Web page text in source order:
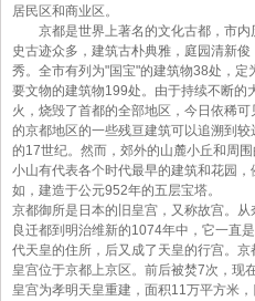
居民区和商业区。
京都是世界上著名的文化古都，市内
史古迹众多，建筑古朴典雅，庭园清新俊
秀。全市有列为"国宝"的建筑物38处，定
要文物的建筑物199处。由于持续不断的
火，烧毁了首都的全部地区，今日依稀可
的京都地区的一些残亘建筑可以追溯到较
的17世纪。然而，郊外的山麓小丘和周围
小山有代表各个时代最早的建筑和花园，
如，建造于公元952年的五层宝塔。
京都御所是日本的旧皇宫，又称故宫。从
良迁都到明治维新的1074年中，它一直
代天皇的住所，后又成了天皇的行宫。京
皇宫位于京都上京区。前后被焚7次，现
皇宫为孝明天皇重建，面积11万平方米，